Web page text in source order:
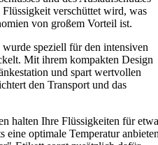
verschüttet wird, was
von großem Vorteil ist.
speziell für den intensiven
Mit ihrem kompakten Design
und spart wertvollen
den Transport und das
halten Ihre Flüssigkeiten für etwa
eine optimale Temperatur